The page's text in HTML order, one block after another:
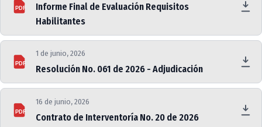
PDF
Informe Final de Evaluación Requisitos
Habilitantes
PDF
1 de junio, 2026
Resolución No. 061 de 2026 - Adjudicación
PDF
16 de junio, 2026
Contrato de Interventoría No. 20 de 2026